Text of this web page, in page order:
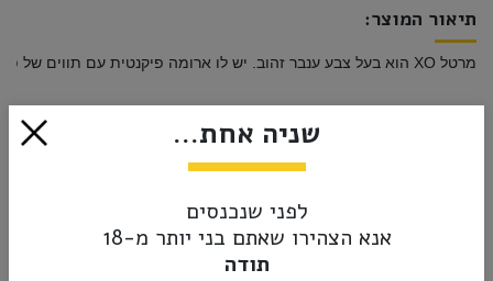
תיאור המוצר:
₪630.00
אזל מהמלאי
שניה אחת...
לפני שנכנסים
אנא הצהירו שאתם בני יותר מ-18
תודה